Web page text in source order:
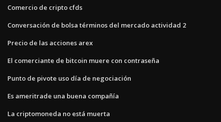
Comercio de cripto cfds
Conversación de bolsa términos del mercado actividad 2
Precio de las acciones arex
El comerciante de bitcoin muere con contraseña
Punto de pivote uso día de negociación
Es ameritrade una buena compañía
La criptomoneda no está muerta